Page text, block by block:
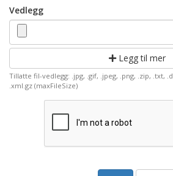
Vedlegg
Legg til mer
Tillatte fil-vedlegg: .jpg, .gif, .jpeg, .png, .zip, .txt,
.xml.gz (maxFileSize)